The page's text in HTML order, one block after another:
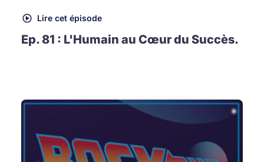
Lire cet épisode
Ep. 81 : L'Humain au Cœur du Succès.